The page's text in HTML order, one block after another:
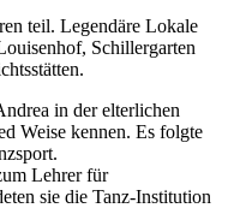
teil. Legendäre Lokale
Schillergarten
in der elterlichen
Weise kennen. Es folgte
Lehrer für
sie die Tanz-Institution